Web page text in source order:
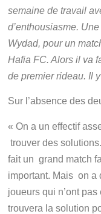
semaine de travail
d’enthousiasme.
Wydad, pour un
Hafia FC. Alors il va
de premier rideau. Il
Sur l’absence des
« On a un effectif
trouver des
fait un grand match
important. Mais on a
joueurs qui n’ont
trouvera la solution